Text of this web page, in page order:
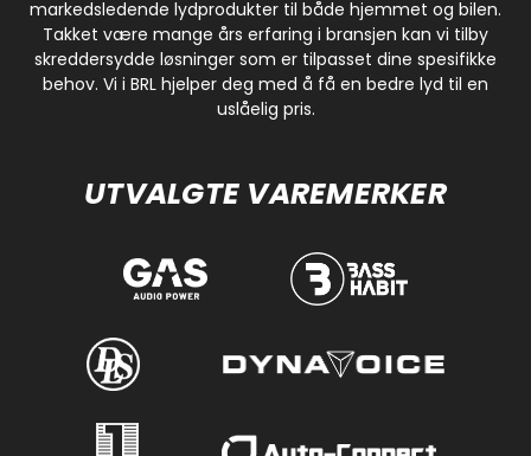
markedsledende lydprodukter til både hjemmet og bilen.
Takket være mange års erfaring i bransjen kan vi tilby
skreddersydde løsninger som er tilpasset dine spesifikke
behov. Vi i BRL hjelper deg med å få en bedre lyd til en
uslåelig pris.
UTVALGTE VAREMERKER